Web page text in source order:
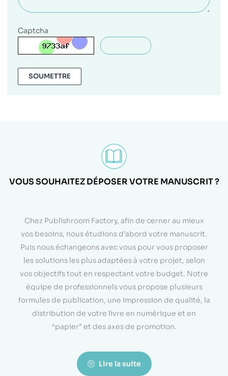
Captcha
SOUMETTRE
VOUS SOUHAITEZ DÉPOSER VOTRE MANUSCRIT ?
Chez Publishroom Factory, afin de cerner au mieux
vos besoins, nous étudions d’abord votre manuscrit.
Puis nous échangeons avec vous pour vous proposer
les solutions les plus adaptées à votre projet, selon
vos objectifs tout en respectant votre budget. Notre
équipe de professionnels vous propose plusieurs
formules de publication, une impression de qualité, la
distribution de votre livre en numérique et en
“papier” et des axes de promotion.
Lire la suite